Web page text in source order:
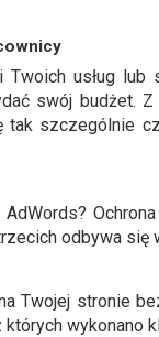
usług
swój budżet.
tak szczególnie
odbywa się
Twojej stronie
wykonano